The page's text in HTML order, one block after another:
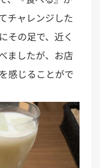
チャレンジした
その足で、近く
ましたが、お店
感じることがで